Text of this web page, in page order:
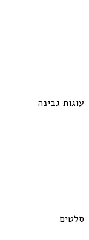
עוגות גבינה
סלטים